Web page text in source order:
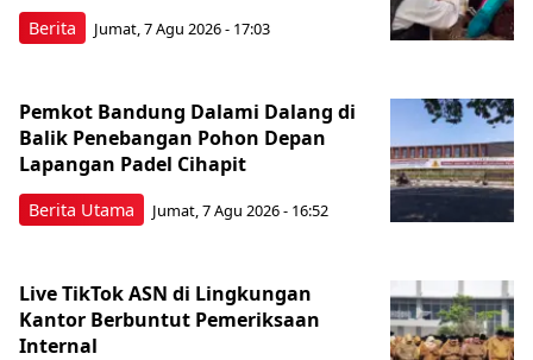
Berita Jumat, 7 Agu 2026 - 17:03
Berita Utama
Pemkot Bandung Dalami Dalang di
Balik Penebangan Pohon Depan
Lapangan Padel Cihapit
Jumat, 7 Agu 2026 - 16:52
Live TikTok ASN di Lingkungan
Kantor Berbuntut Pemeriksaan
Internal